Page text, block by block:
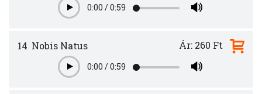
Play0:00 /0:59
14 Nobis Natus
Play0:00 /0:59
Ár: 260 Ft